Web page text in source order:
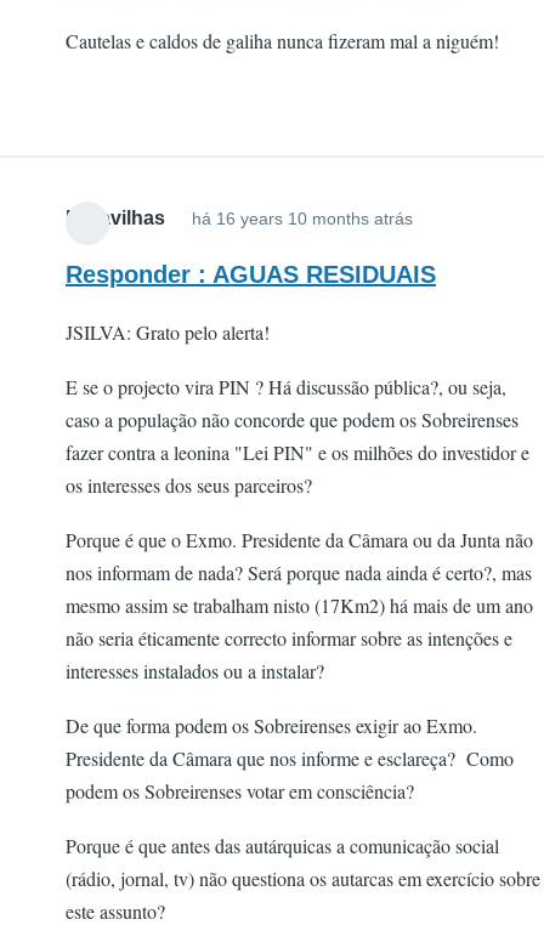
Cautelas e caldos de galiha nunca fizeram mal a niguém!
Maravilhas há 16 years 10 months atrás
Responder : AGUAS RESIDUAIS
JSILVA: Grato pelo alerta!
E se o projecto vira PIN ? Há discussão pública?, ou seja,
caso a população não concorde que podem os Sobreirenses
fazer contra a leonina "Lei PIN" e os milhões do investidor e
os interesses dos seus parceiros?
Porque é que o Exmo. Presidente da Câmara ou da Junta não
nos informam de nada? Será porque nada ainda é certo?, mas
mesmo assim se trabalham nisto (17Km2) há mais de um ano
não seria éticamente correcto informar sobre as intenções e
interesses instalados ou a instalar?
De que forma podem os Sobreirenses exigir ao Exmo.
Presidente da Câmara que nos informe e esclareça? Como
podem os Sobreirenses votar em consciência?
Porque é que antes das autárquicas a comunicação social
(rádio, jornal, tv) não questiona os autarcas em exercício sobre
este assunto?